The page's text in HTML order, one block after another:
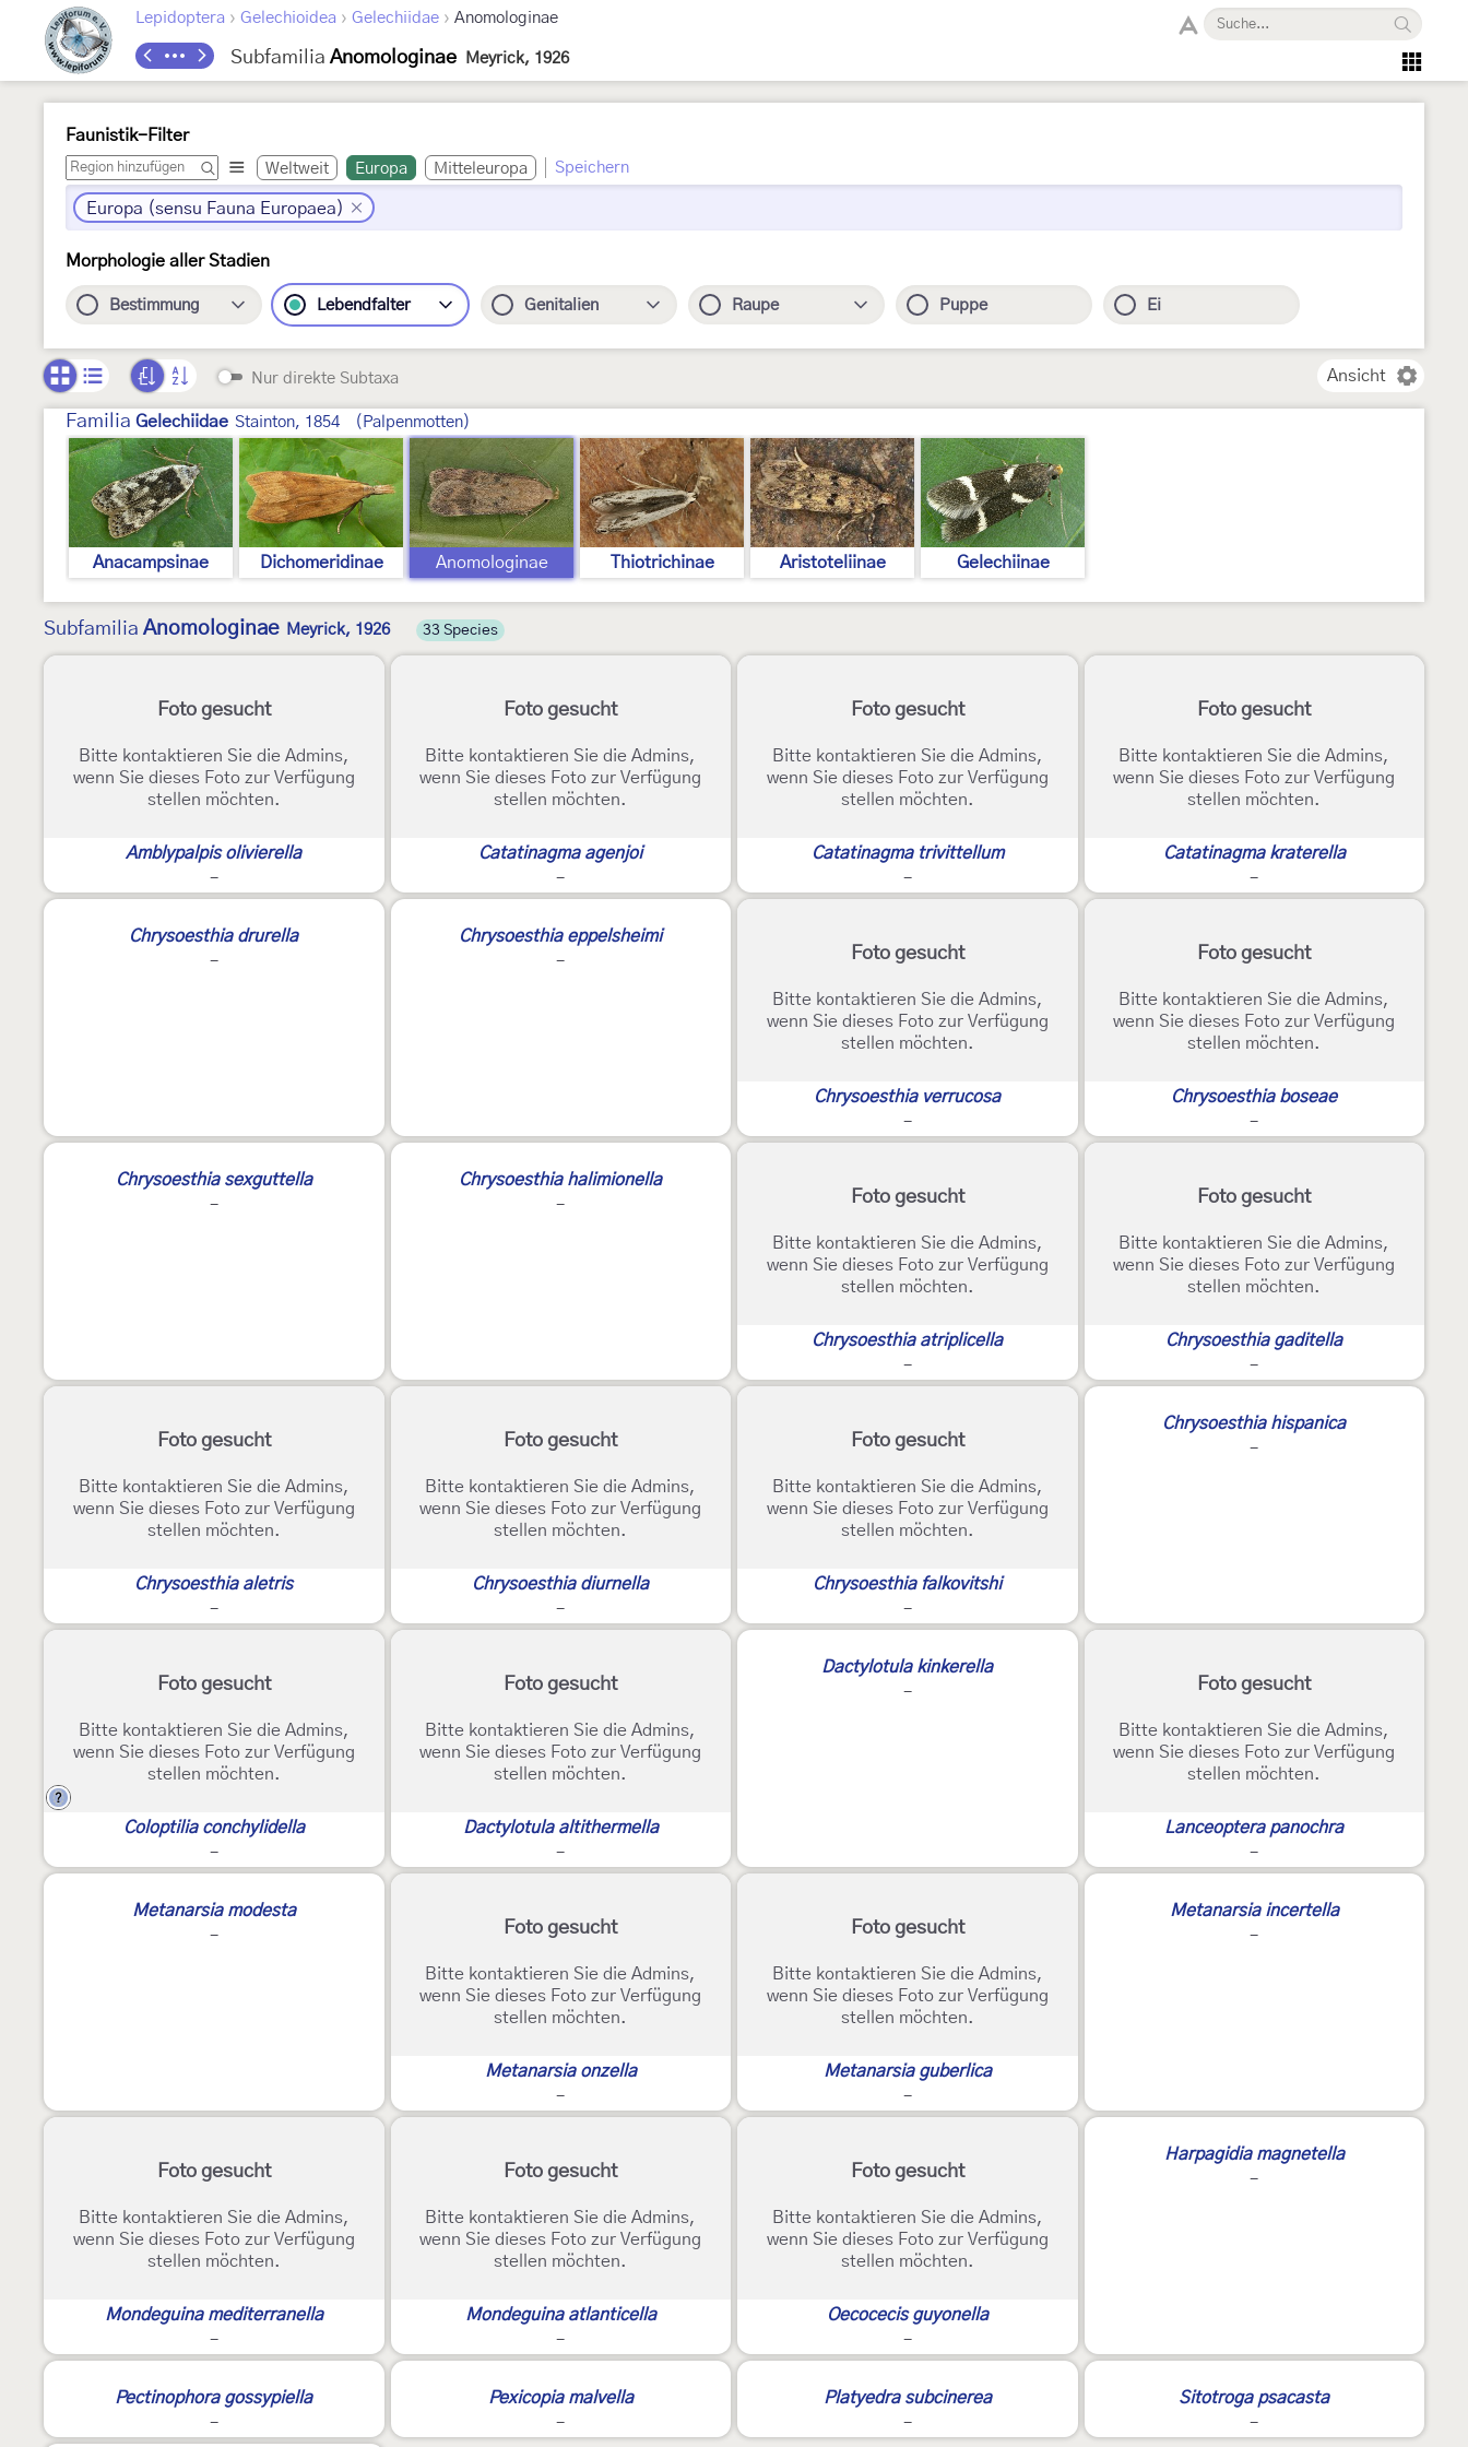
Lepidoptera › Gelechioidea › Gelechiidae › Anomologinae
Subfamilia Anomologinae Meyrick, 1926
Faunistik-Filter
Weltweit Europa Mitteleuropa Speichern
Europa (sensu Fauna Europaea)
Morphologie aller Stadien
Bestimmung Lebendfalter Genitalien Raupe Puppe Ei
Nur direkte Subtaxa Ansicht
Familia Gelechiidae Stainton, 1854 (Palpenmotten)
Anacampsinae Dichomeridinae Anomologinae Thiotrichinae Aristoteliinae Gelechiinae
Subfamilia Anomologinae Meyrick, 1926 33 Species
Foto gesucht
Bitte kontaktieren Sie die Admins,
wenn Sie dieses Foto zur Verfügung
stellen möchten.
Amblypalpis olivierella
-
Foto gesucht
Bitte kontaktieren Sie die Admins,
wenn Sie dieses Foto zur Verfügung
stellen möchten.
Catatinagma agenjoi
-
Foto gesucht
Bitte kontaktieren Sie die Admins,
wenn Sie dieses Foto zur Verfügung
stellen möchten.
Catatinagma trivittellum
-
Foto gesucht
Bitte kontaktieren Sie die Admins,
wenn Sie dieses Foto zur Verfügung
stellen möchten.
Catatinagma kraterella
-
Chrysoesthia drurella
-
Chrysoesthia eppelsheimi
- Foto gesucht
Bitte kontaktieren Sie die Admins,
wenn Sie dieses Foto zur Verfügung
stellen möchten.
Chrysoesthia verrucosa
-
Foto gesucht
Bitte kontaktieren Sie die Admins,
wenn Sie dieses Foto zur Verfügung
stellen möchten.
Chrysoesthia boseae
-
Chrysoesthia sexguttella
-
Chrysoesthia halimionella
- Foto gesucht
Bitte kontaktieren Sie die Admins,
wenn Sie dieses Foto zur Verfügung
stellen möchten.
Chrysoesthia atriplicella
-
Foto gesucht
Bitte kontaktieren Sie die Admins,
wenn Sie dieses Foto zur Verfügung
stellen möchten.
Chrysoesthia gaditella
-
Foto gesucht
Bitte kontaktieren Sie die Admins,
wenn Sie dieses Foto zur Verfügung
stellen möchten.
Chrysoesthia aletris
-
Foto gesucht
Bitte kontaktieren Sie die Admins,
wenn Sie dieses Foto zur Verfügung
stellen möchten.
Chrysoesthia diurnella
-
Foto gesucht
Bitte kontaktieren Sie die Admins,
wenn Sie dieses Foto zur Verfügung
stellen möchten.
Chrysoesthia falkovitshi
-
Chrysoesthia hispanica
-
Foto gesucht
Bitte kontaktieren Sie die Admins,
wenn Sie dieses Foto zur Verfügung
stellen möchten.
?
Coloptilia conchylidella
-
Foto gesucht
Bitte kontaktieren Sie die Admins,
wenn Sie dieses Foto zur Verfügung
stellen möchten.
Dactylotula altithermella
-
Dactylotula kinkerella
- Foto gesucht
Bitte kontaktieren Sie die Admins,
wenn Sie dieses Foto zur Verfügung
stellen möchten.
Lanceoptera panochra
-
Metanarsia modesta
- Foto gesucht
Bitte kontaktieren Sie die Admins,
wenn Sie dieses Foto zur Verfügung
stellen möchten.
Metanarsia onzella
-
Foto gesucht
Bitte kontaktieren Sie die Admins,
wenn Sie dieses Foto zur Verfügung
stellen möchten.
Metanarsia guberlica
-
Metanarsia incertella
-
Foto gesucht
Bitte kontaktieren Sie die Admins,
wenn Sie dieses Foto zur Verfügung
stellen möchten.
Mondeguina mediterranella
-
Foto gesucht
Bitte kontaktieren Sie die Admins,
wenn Sie dieses Foto zur Verfügung
stellen möchten.
Mondeguina atlanticella
-
Foto gesucht
Bitte kontaktieren Sie die Admins,
wenn Sie dieses Foto zur Verfügung
stellen möchten.
Oecocecis guyonella
-
Harpagidia magnetella
-
Pectinophora gossypiella
-
Pexicopia malvella
-
Platyedra subcinerea
-
Sitotroga psacasta
-